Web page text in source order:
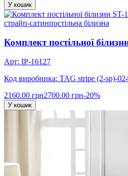
У кошик
страйп-сатинпостільна білизна
Комплект постільної
Арт: IP-16127
Код виробника: TAG stripe (2-sp)-
2160.00 грн2700.00 грн-20%
У кошик